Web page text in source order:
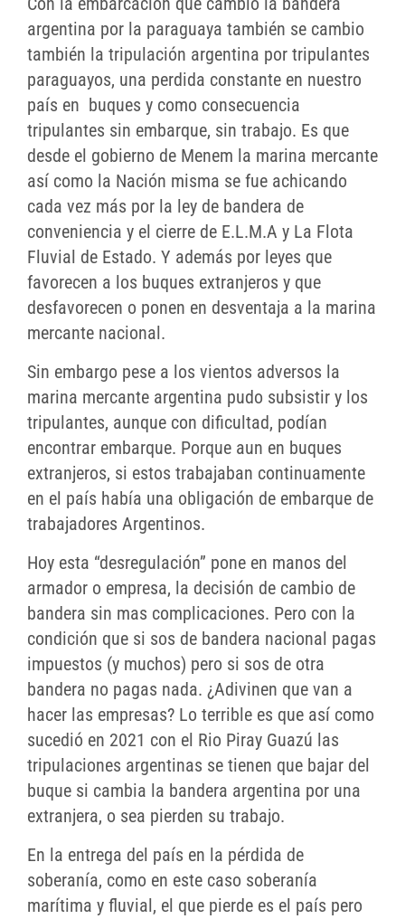
argentina por la paraguaya también se cambio
también la tripulación argentina por tripulantes
paraguayos, una perdida constante en nuestro
país en buques y como consecuencia
tripulantes sin embarque, sin trabajo. Es que
desde el gobierno de Menem la marina mercante
así como la Nación misma se fue achicando
cada vez más por la ley de bandera de
conveniencia y el cierre de E.L.M.A y La Flota
Fluvial de Estado. Y además por leyes que
favorecen a los buques extranjeros y que
desfavorecen o ponen en desventaja a la marina
mercante nacional.
Sin embargo pese a los vientos adversos la
marina mercante argentina pudo subsistir y los
tripulantes, aunque con dificultad, podían
encontrar embarque. Porque aun en buques
extranjeros, si estos trabajaban continuamente
en el país había una obligación de embarque de
trabajadores Argentinos.
Hoy esta “desregulación” pone en manos del
armador o empresa, la decisión de cambio de
bandera sin mas complicaciones. Pero con la
condición que si sos de bandera nacional pagas
impuestos (y muchos) pero si sos de otra
bandera no pagas nada. ¿Adivinen que van a
hacer las empresas? Lo terrible es que así como
sucedió en 2021 con el Rio Piray Guazú las
tripulaciones argentinas se tienen que bajar del
buque si cambia la bandera argentina por una
extranjera, o sea pierden su trabajo.
En la entrega del país en la pérdida de
soberanía, como en este caso soberanía
marítima y fluvial, el que pierde es el país pero